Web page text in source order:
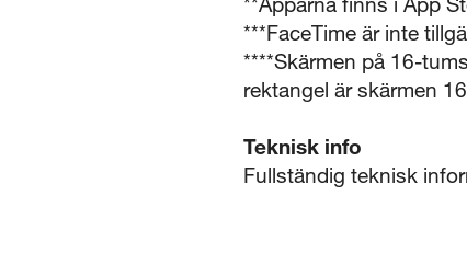
***FaceTime är inte
****Skärmen på 16-
rektangel är skärmen
Teknisk info
Fullständig teknisk